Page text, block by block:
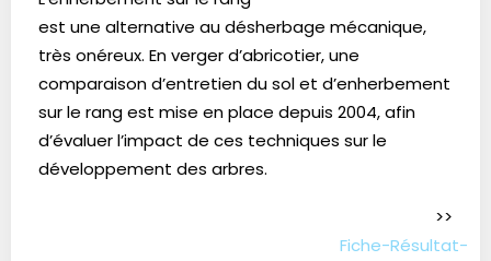
est une alternative au désherbage mécanique,
très onéreux. En verger d’abricotier, une
comparaison d’entretien du sol et d’enherbement
sur le rang est mise en place depuis 2004, afin
d’évaluer l’impact de ces techniques sur le
développement des arbres.
>>
Fiche-Résultat-